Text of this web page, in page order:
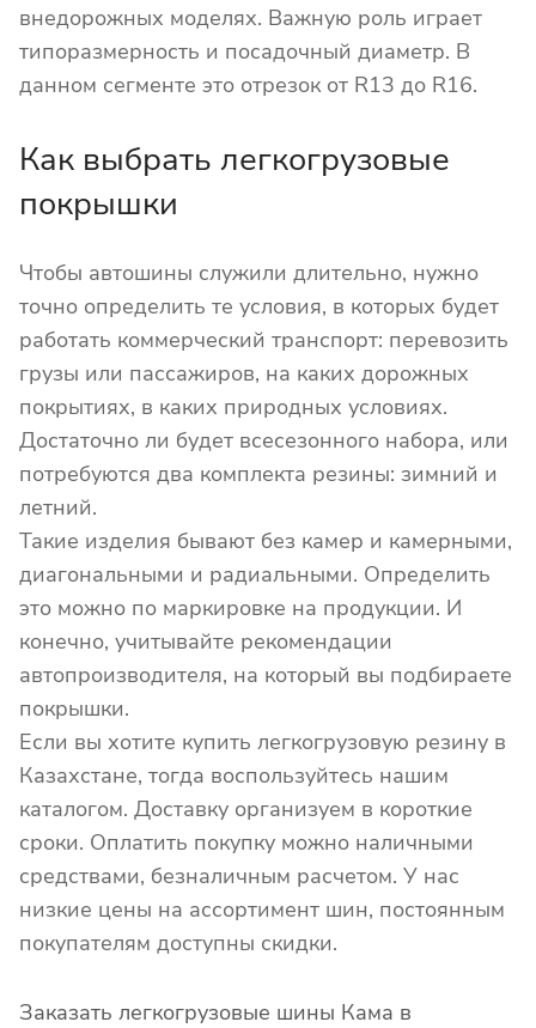
внедорожных моделях. Важную роль играет
типоразмерность и посадочный диаметр. В
данном сегменте это отрезок от R13 до R16.
Как выбрать легкогрузовые
покрышки
Чтобы автошины служили длительно, нужно
точно определить те условия, в которых будет
работать коммерческий транспорт: перевозить
грузы или пассажиров, на каких дорожных
покрытиях, в каких природных условиях.
Достаточно ли будет всесезонного набора, или
потребуются два комплекта резины: зимний и
летний.
Такие изделия бывают без камер и камерными,
диагональными и радиальными. Определить
это можно по маркировке на продукции. И
конечно, учитывайте рекомендации
автопроизводителя, на который вы подбираете
покрышки.
Если вы хотите купить легкогрузовую резину в
Казахстане, тогда воспользуйтесь нашим
каталогом. Доставку организуем в короткие
сроки. Оплатить покупку можно наличными
средствами, безналичным расчетом. У нас
низкие цены на ассортимент шин, постоянным
покупателям доступны скидки.
Заказать легкогрузовые шины Кама в